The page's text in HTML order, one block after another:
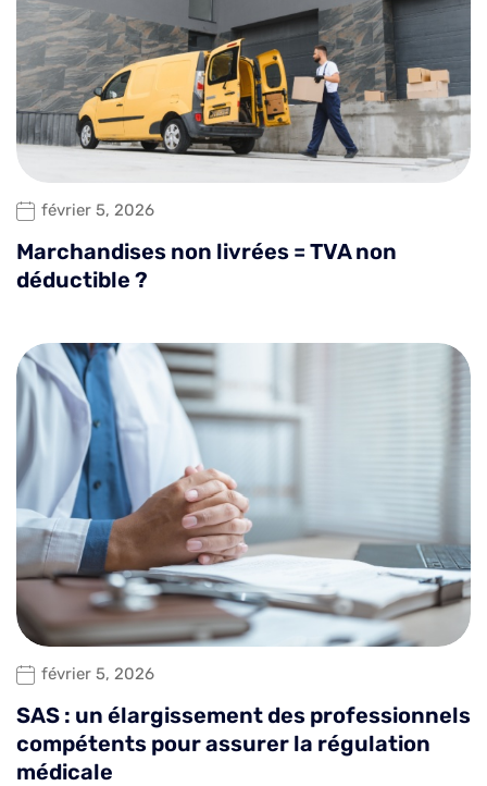
février 5, 2026
Marchandises non livrées = TVA non
déductible ?
février 5, 2026
SAS : un élargissement des professionnels
compétents pour assurer la régulation
médicale